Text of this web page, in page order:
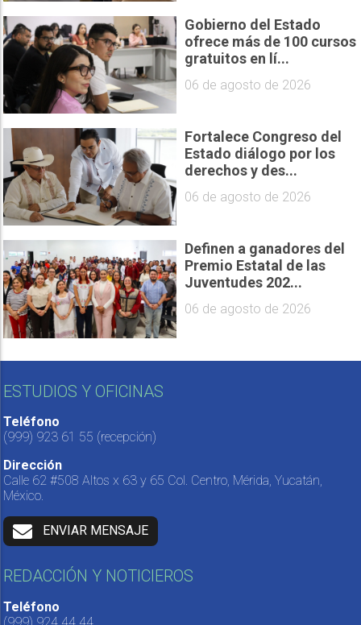
Gobierno del Estado
ofrece más de 100 cursos
gratuitos en lí...
06 de agosto de 2026
Fortalece Congreso del
Estado diálogo por los
derechos y des...
06 de agosto de 2026
Definen a ganadores del
Premio Estatal de las
Juventudes 202...
06 de agosto de 2026
ESTUDIOS Y OFICINAS
Teléfono
(999) 923 61 55 (recepción)
Dirección
Calle 62 #508 Altos x 63 y 65 Col. Centro, Mérida, Yucatán,
México.
ENVIAR MENSAJE
REDACCIÓN Y NOTICIEROS
Teléfono